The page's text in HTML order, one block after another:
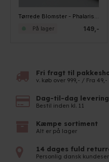
149,-
På lager
Fri fragt til
v. køb over 999,- / Fra 49,-
Dag-til-dag levering
Bestil inden kl. 11
Kæmpe sortiment
Alt er på lager
14 dages fuld
Personlig dansk